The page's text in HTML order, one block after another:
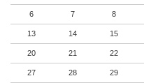
6 7 8
13 14 15
20 21 22
27 28 29